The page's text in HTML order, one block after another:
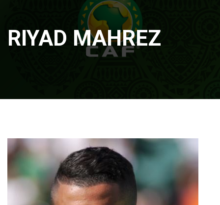
RIYAD MAHREZ